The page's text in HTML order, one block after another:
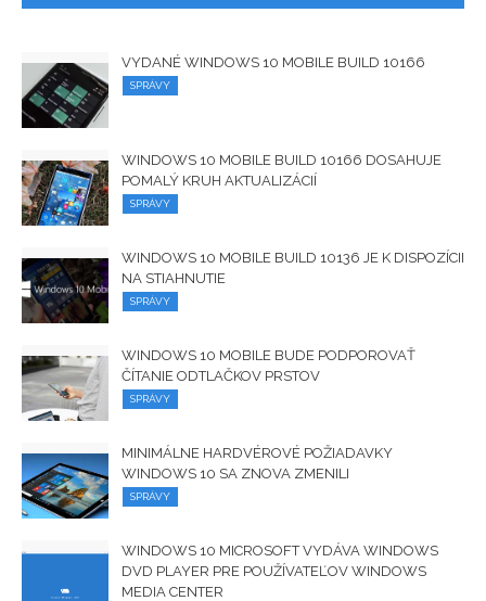
VYDANÉ WINDOWS 10 MOBILE BUILD 10166
SPRÁVY
WINDOWS 10 MOBILE BUILD 10166 DOSAHUJE
POMALÝ KRUH AKTUALIZÁCIÍ
SPRÁVY
WINDOWS 10 MOBILE BUILD 10136 JE K DISPOZÍCII
NA STIAHNUTIE
SPRÁVY
WINDOWS 10 MOBILE BUDE PODPOROVAŤ
ČÍTANIE ODTLAČKOV PRSTOV
SPRÁVY
MINIMÁLNE HARDVÉROVÉ ​​POŽIADAVKY
WINDOWS 10 SA ZNOVA ZMENILI
SPRÁVY
WINDOWS 10 MICROSOFT VYDÁVA WINDOWS
DVD PLAYER PRE POUŽÍVATEĽOV WINDOWS
MEDIA CENTER